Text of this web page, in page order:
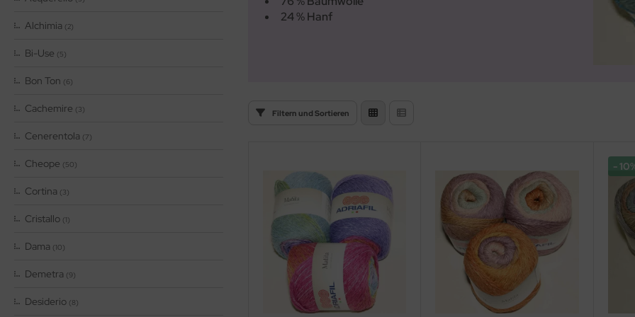
Alchimia (2)
Bi-Use (5)
Bon Ton (6)
Cachemire (3)
Cenerentola (7)
Cheope (50)
Cortina (3)
Cristallo (1)
Dama (10)
Demetra (9)
Desiderio (8)
24 % Hanf
Filtern und Sortieren